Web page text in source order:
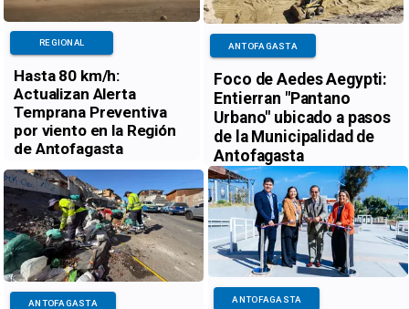
Hasta 80 km/h:
Actualizan Alerta
Temprana Preventiva
por viento en la Región
de Antofagasta
REGIONAL
Foco de Aedes Aegypti:
Entierran "Pantano
Urbano" ubicado a pasos
de la Municipalidad de
Antofagasta
ANTOFAGASTA
ANTOFAGASTA ANTOFAGASTA